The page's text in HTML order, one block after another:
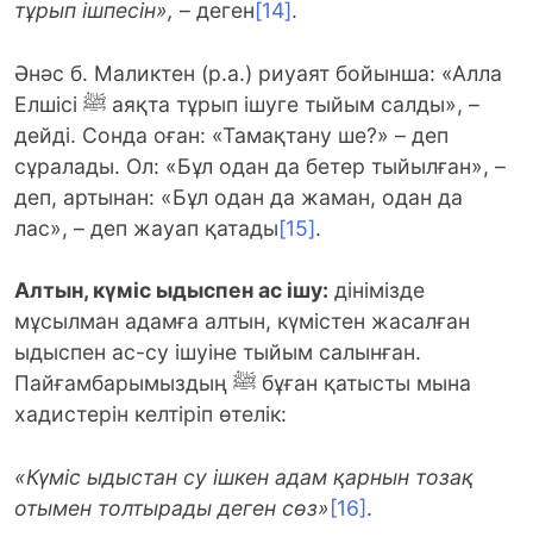
тұрып ішпесін», – деген[14].
Әнәс б. Маликтен (р.а.) риуаят бойынша: «Алла
Елшісі ﷺ аяқта тұрып ішуге тыйым салды», –
дейді. Сонда оған: «Тамақтану ше?» – деп
сұралады. Ол: «Бұл одан да бетер тыйылған», –
деп, артынан: «Бұл одан да жаман, одан да
лас», – деп жауап қатады[15].
Алтын, күміс ыдыспен ас ішу: дінімізде
мұсылман адамға алтын, күмістен жасалған
ыдыспен ас-су ішуіне тыйым салынған.
Пайғамбарымыздың ﷺ бұған қатысты мына
хадистерін келтіріп өтелік:
«Күміс ыдыстан су ішкен адам қарнын тозақ
отымен толтырады деген сөз»[16].